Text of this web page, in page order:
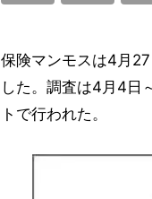
保険マンモスは4月
した。調査は4月4日
トで行われた。